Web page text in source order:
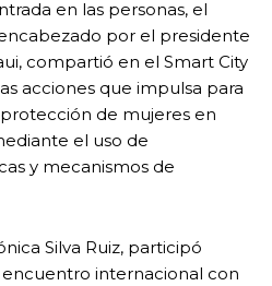
en las personas, el
por el presidente
compartió en el Smart City
acciones que impulsa para
de mujeres en
el uso de
y mecanismos de
Silva Ruiz, participó
internacional con